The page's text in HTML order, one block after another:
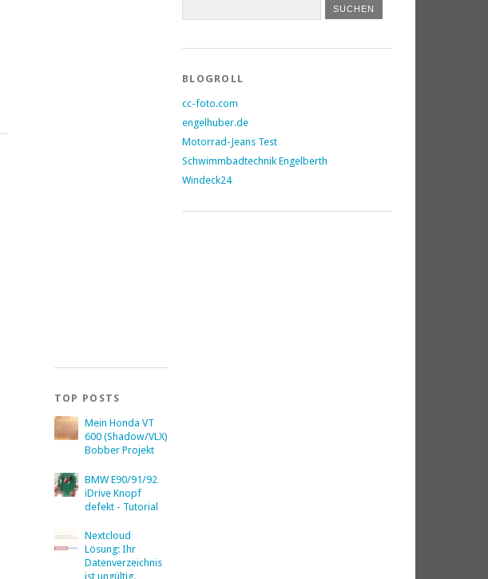
TOP POSTS
Mein Honda VT
600 (Shadow/VLX)
Bobber Projekt
BMW E90/91/92
iDrive Knopf
defekt - Tutorial
Nextcloud
Lösung: Ihr
Datenverzeichnis
ist ungültig.
BLOGROLL
cc-foto.com
engelhuber.de
Motorrad-Jeans Test
Schwimmbadtechnik Engelberth
Windeck24